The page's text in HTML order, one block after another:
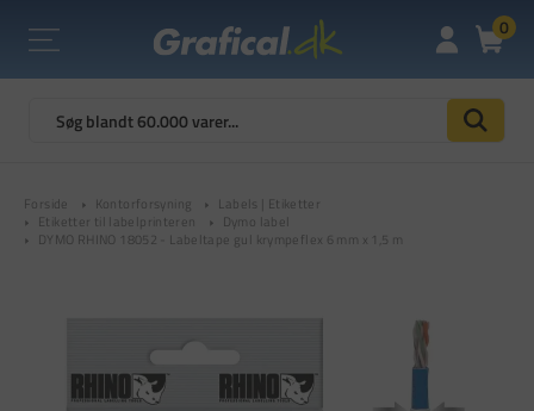
0
Forside Kontorforsyning
Labels | Etiketter
Etiketter til labelprinteren
Dymo label
DYMO RHINO 18052 - Labeltape gul krympeflex 6 mm x 1,5 m